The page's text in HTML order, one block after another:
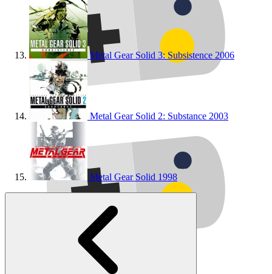
Metal Gear Solid 3: Subsistence 2006
Metal Gear Solid 2: Substance 2003
Metal Gear Solid 1998